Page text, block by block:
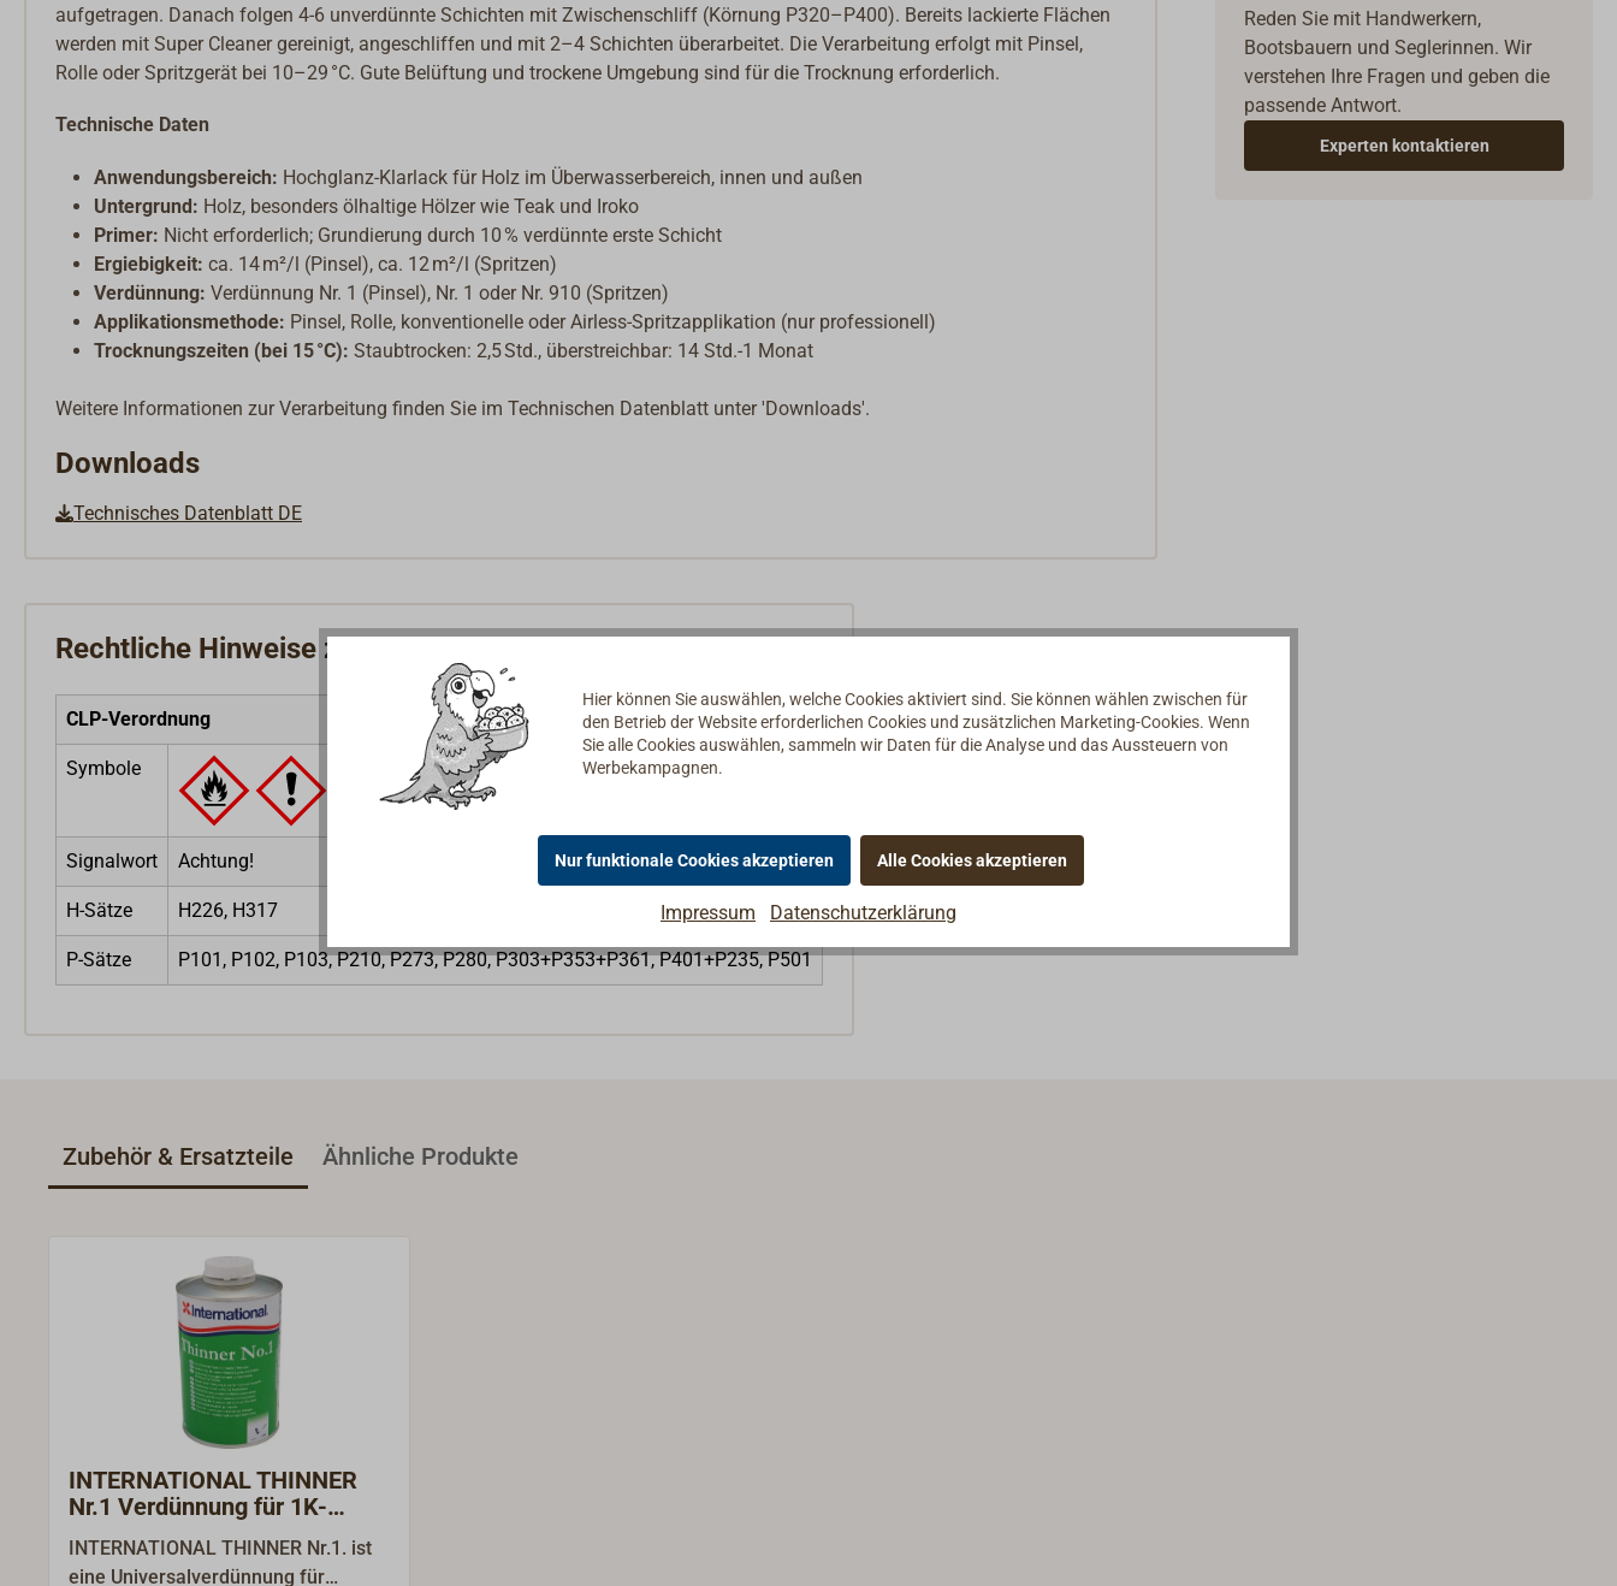
aufgetragen. Danach folgen 4-6 unverdünnte Schichten mit Zwischenschliff (Körnung P320–P400). Bereits lackierte Flächen
werden mit Super Cleaner gereinigt, angeschliffen und mit 2–4 Schichten überarbeitet. Die Verarbeitung erfolgt mit Pinsel,
Rolle oder Spritzgerät bei 10–29 °C. Gute Belüftung und trockene Umgebung sind für die Trocknung erforderlich.
Technische Daten
Anwendungsbereich: Hochglanz-Klarlack für Holz im Überwasserbereich, innen und außen
Untergrund: Holz, besonders ölhaltige Hölzer wie Teak und Iroko
Primer: Nicht erforderlich; Grundierung durch 10 % verdünnte erste Schicht
Ergiebigkeit: ca. 14 m²/l (Pinsel), ca. 12 m²/l (Spritzen)
Verdünnung: Verdünnung Nr. 1 (Pinsel), Nr. 1 oder Nr. 910 (Spritzen)
Applikationsmethode: Pinsel, Rolle, konventionelle oder Airless-Spritzapplikation (nur professionell)
Trocknungszeiten (bei 15 °C): Staubtrocken: 2,5 Std., überstreichbar: 14 Std.-1 Monat
Weitere Informationen zur Verarbeitung finden Sie im Technischen Datenblatt unter 'Downloads'.
Downloads
Technisches Datenblatt DE
Reden Sie mit Handwerkern,
Bootsbauern und Seglerinnen. Wir
verstehen Ihre Fragen und geben die
passende Antwort.
Experten kontaktieren
Rechtliche Hinweise zum Produkt
CLP-Verordnung
Symbole
Signalwort Achtung!
H-Sätze H226, H317
P-Sätze P101, P102, P103, P210, P273, P280, P303+P353+P361, P401+P235, P501
Zubehör & Ersatzteile Ähnliche Produkte
INTERNATIONAL THINNER
Nr.1 Verdünnung für 1K-
INTERNATIONAL THINNER Nr.1. ist
eine Universalverdünnung für
Hier können Sie auswählen, welche Cookies aktiviert sind. Sie können wählen zwischen für
den Betrieb der Website erforderlichen Cookies und zusätzlichen Marketing-Cookies. Wenn
Sie alle Cookies auswählen, sammeln wir Daten für die Analyse und das Aussteuern von
Werbekampagnen.
Nur funktionale Cookies akzeptieren Alle Cookies akzeptieren
Impressum Datenschutzerklärung